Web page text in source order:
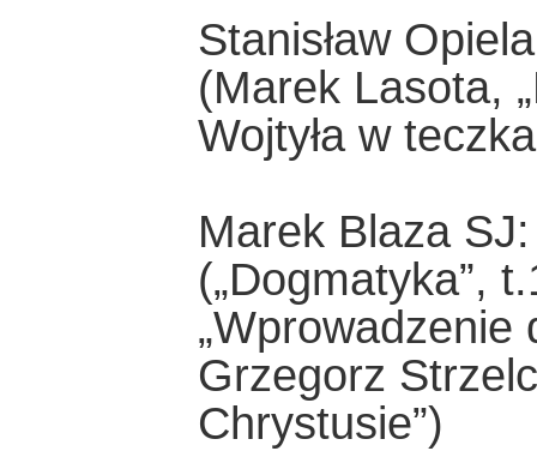
Stanisław
(Marek Lasota,
Wojtyła w
Marek Blaza
(„Dogmatyka”,
„Wprowadzenie
Grzegorz
Chrystusie”)